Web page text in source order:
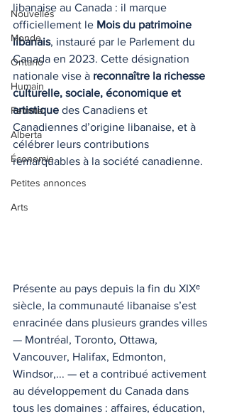
Nouvelles
Monde
Ontario
Humain
Femme
Alberta
Économie
Petites annonces
Arts
libanaise au Canada : il marque
officiellement le Mois du patrimoine
libanais, instauré par le Parlement du
Canada en 2023. Cette désignation
nationale vise à reconnaître la richesse
culturelle, sociale, économique et
artistique des Canadiens et
Canadiennes d’origine libanaise, et à
célébrer leurs contributions
remarquables à la société canadienne.
Présente au pays depuis la fin du XIXᵉ
siècle, la communauté libanaise s’est
enracinée dans plusieurs grandes villes
— Montréal, Toronto, Ottawa,
Vancouver, Halifax, Edmonton,
Windsor,... — et a contribué activement
au développement du Canada dans
tous les domaines : affaires, éducation,